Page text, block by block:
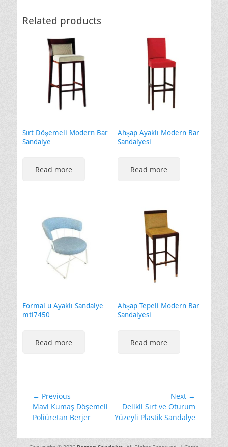
Related products
Sırt Döşemeli Modern Bar
Sandalye
Read more
Ahşap Ayaklı Modern Bar
Sandalyesi
Read more
Formal u Ayaklı Sandalye
mti7450
Read more
Ahşap Tepeli Modern Bar
Sandalyesi
Read more
Yazı
gezinmesi
← Previous
Previous
post:
Mavi Kumaş Döşemeli
Poliüretan Berjer
Next →
Next
post:
Delikli Sırt ve Oturum
Yüzeyli Plastik Sandalye